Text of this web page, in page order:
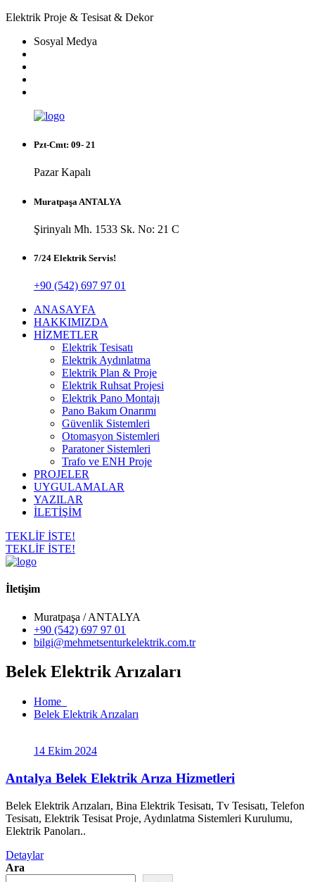
Elektrik Proje & Tesisat & Dekor
Sosyal Medya
Pzt-Cmt: 09- 21
Pazar Kapalı
Muratpaşa ANTALYA
Şirinyalı Mh. 1533 Sk. No: 21 C
7/24 Elektrik Servis!
+90 (542) 697 97 01
ANASAYFA
HAKKIMIZDA
HİZMETLER
Elektrik Tesisatı
Elektrik Aydınlatma
Elektrik Plan & Proje
Elektrik Ruhsat Projesi
Elektrik Pano Montajı
Pano Bakım Onarımı
Güvenlik Sistemleri
Otomasyon Sistemleri
Paratoner Sistemleri
Trafo ve ENH Proje
PROJELER
UYGULAMALAR
YAZILAR
İLETİŞİM
TEKLİF İSTE!
TEKLİF İSTE!
İletişim
Muratpaşa / ANTALYA
+90 (542) 697 97 01
bilgi@mehmetsenturkelektrik.com.tr
Belek Elektrik Arızaları
Home
Belek Elektrik Arızaları
14 Ekim 2024
Antalya Belek Elektrik Arıza Hizmetleri
Belek Elektrik Arızaları, Bina Elektrik Tesisatı, Tv Tesisatı, Telefon
Tesisatı, Elektrik Tesisat Proje, Aydınlatma Sistemleri Kurulumu,
Elektrik Panoları..
Detaylar
Ara